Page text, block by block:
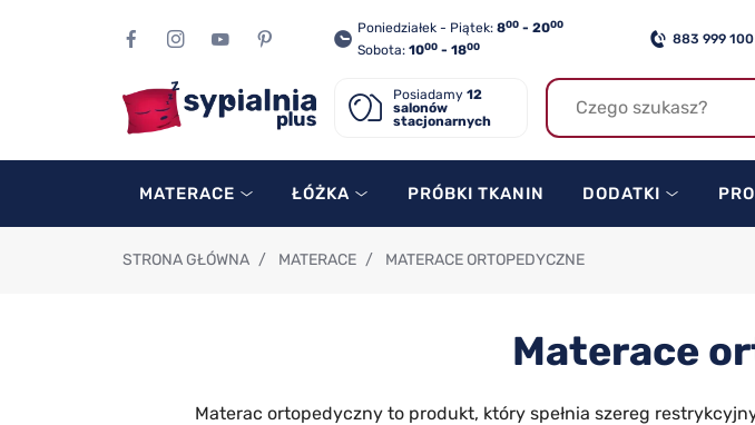
Poniedziałek - Piątek: 800 - 2000
Sobota: 1000 - 1800 883 999 100
Posiadamy 12
salonów
stacjonarnych
MATERACE ŁÓŻKA PRÓBKI TKANIN DODATKI
STRONA GŁÓWNA / MATERACE / MATERACE ORTOPEDYCZNE
Materace
Materac ortopedyczny to produkt, który spełnia szereg